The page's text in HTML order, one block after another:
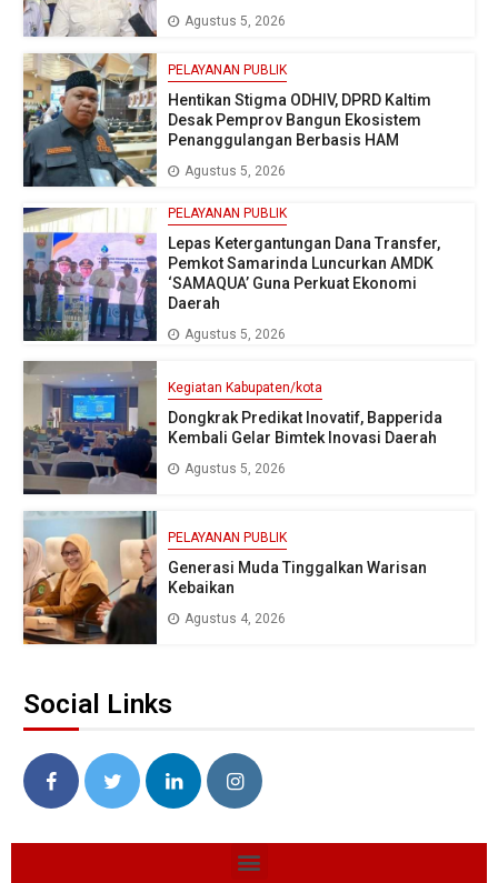
Agustus 5, 2026
PELAYANAN PUBLIK
Hentikan Stigma ODHIV, DPRD Kaltim
Desak Pemprov Bangun Ekosistem
Penanggulangan Berbasis HAM
Agustus 5, 2026
PELAYANAN PUBLIK
Lepas Ketergantungan Dana Transfer,
Pemkot Samarinda Luncurkan AMDK
‘SAMAQUA’ Guna Perkuat Ekonomi
Daerah
Agustus 5, 2026
Kegiatan Kabupaten/kota
Dongkrak Predikat Inovatif, Bapperida
Kembali Gelar Bimtek Inovasi Daerah
Agustus 5, 2026
PELAYANAN PUBLIK
Generasi Muda Tinggalkan Warisan
Kebaikan
Agustus 4, 2026
Social Links